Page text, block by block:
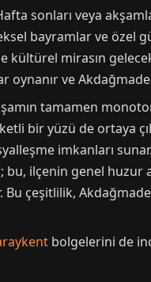
sonları veya
bayramlar ve özel
mirasın
oynanır ve
tamamen
bir yüzü de ortaya
imkanları
bu, ilçenin genel
çeşitlilik,
bolgelerini de